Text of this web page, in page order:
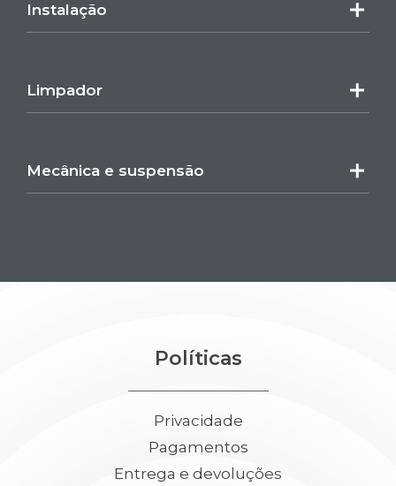
Instalação
Limpador
Mecânica e suspensão
Políticas
Privacidade
Pagamentos
Entrega e devoluções